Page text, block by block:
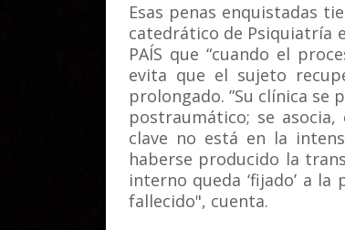
Esas penas enquistadas
catedrático de Psiquiatría
PAÍS que “cuando el
evita que el sujeto
prolongado. ”Su clínica se
postraumático; se
clave no está en la
haberse producido la
interno queda ‘fijado’ a la
fallecido", cuenta.